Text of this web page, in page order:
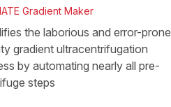
Gradient Maker
the laborious and error-prone
gradient ultracentrifugation
by automating nearly all pre-
steps